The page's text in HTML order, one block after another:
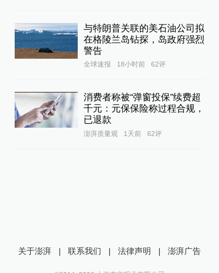
与特朗普关联的美石油公司拟
在格陵兰岛钻探，岛政府强烈
警告
全球速报 18小时前 62评
消费者称被“弹窗投保”续费超
千元：元保保险称过程合规，
已退款
澎湃质量观 1天前 62评
关于澎湃 | 联系我们 | 法律声明 | 澎湃广告